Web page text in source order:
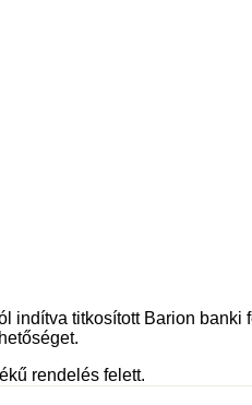
indítva titkosított Barion
rendelés felett.